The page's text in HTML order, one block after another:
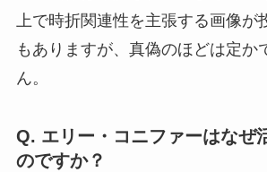
上で時折関連性を主張する画像が
もありますが、真偽のほどは定か
ん。
Q. エリー・コニファーはなぜ
のですか？